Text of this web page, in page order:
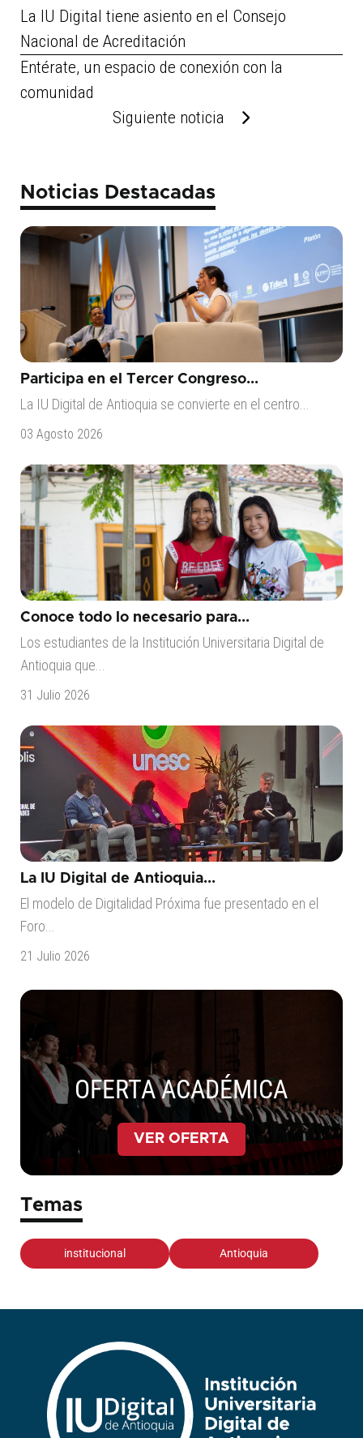
La IU Digital tiene asiento en el Consejo
Nacional de Acreditación
Entérate, un espacio de conexión con la
comunidad
Siguiente noticia
Noticias Destacadas
Participa en el Tercer Congreso...
La IU Digital de Antioquia se convierte en el centro...
03 Agosto 2026
Conoce todo lo necesario para...
Los estudiantes de la Institución Universitaria Digital de
Antioquia que...
31 Julio 2026
La IU Digital de Antioquia...
El modelo de Digitalidad Próxima fue presentado en el
Foro...
21 Julio 2026
OFERTA ACADÉMICA
VER OFERTA
Temas
institucional Antioquia